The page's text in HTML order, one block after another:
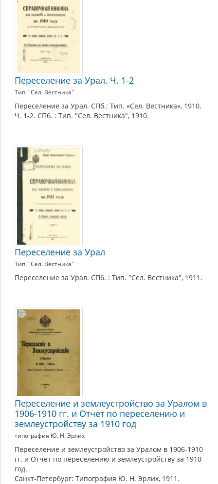
Переселение за Урал. Ч. 1-2
Тип. "Сел. Вестника"
Переселение за Урал. СПб.: Тип. «Сел. Вестника», 1910.
Ч. 1-2. СПб. : Тип. "Сел. Вестника", 1910.
Переселение за Урал
Тип. "Сел. Вестника"
Переселение за Урал. СПб. : Тип. "Сел. Вестника", 1911.
Переселение и землеустройство за Уралом в
1906-1910 гг. и Отчет по переселению и
землеустройству за 1910 год
типография Ю. Н. Эрлих
Переселение и землеустройство за Уралом в 1906-1910
гг. и Отчет по переселению и землеустройству за 1910
год.
Санкт-Петербург: Типография Ю. Н. Эрлих, 1911.